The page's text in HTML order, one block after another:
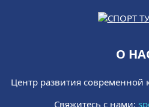
О
Центр развития современной
Свяжитесь с нами: